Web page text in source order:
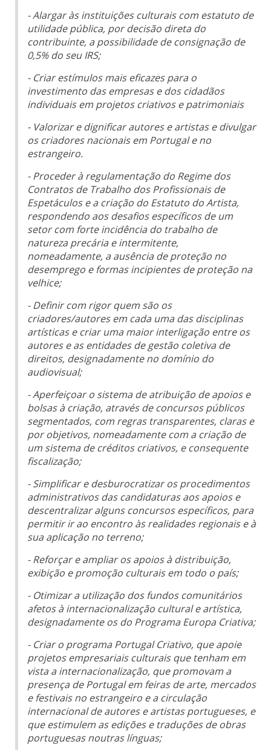
- Alargar às instituições culturais com estatuto de
utilidade pública, por decisão direta do
contribuinte, a possibilidade de consignação de
0,5% do seu IRS;
- Criar estímulos mais eficazes para o
investimento das empresas e dos cidadãos
individuais em projetos criativos e patrimoniais
- Valorizar e dignificar autores e artistas e divulgar
os criadores nacionais em Portugal e no
estrangeiro.
- Proceder à regulamentação do Regime dos
Contratos de Trabalho dos Profissionais de
Espetáculos e a criação do Estatuto do Artista,
respondendo aos desafios específicos de um
setor com forte incidência do trabalho de
natureza precária e intermitente,
nomeadamente, a ausência de proteção no
desemprego e formas incipientes de proteção na
velhice;
- Definir com rigor quem são os
criadores/autores em cada uma das disciplinas
artísticas e criar uma maior interligação entre os
autores e as entidades de gestão coletiva de
direitos, designadamente no domínio do
audiovisual;
- Aperfeiçoar o sistema de atribuição de apoios e
bolsas à criação, através de concursos públicos
segmentados, com regras transparentes, claras e
por objetivos, nomeadamente com a criação de
um sistema de créditos criativos, e consequente
fiscalização;
- Simplificar e desburocratizar os procedimentos
administrativos das candidaturas aos apoios e
descentralizar alguns concursos específicos, para
permitir ir ao encontro às realidades regionais e à
sua aplicação no terreno;
- Reforçar e ampliar os apoios à distribuição,
exibição e promoção culturais em todo o país;
- Otimizar a utilização dos fundos comunitários
afetos à internacionalização cultural e artística,
designadamente os do Programa Europa Criativa;
- Criar o programa Portugal Criativo, que apoie
projetos empresariais culturais que tenham em
vista a internacionalização, que promovam a
presença de Portugal em feiras de arte, mercados
e festivais no estrangeiro e a circulação
internacional de autores e artistas portugueses, e
que estimulem as edições e traduções de obras
portuguesas noutras línguas;